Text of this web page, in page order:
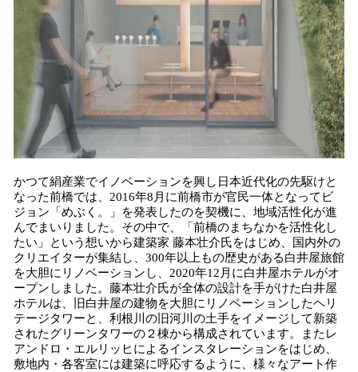
かつて絹産業でイノベーションを興し日本近代化の先駆けと
なった前橋では、2016年8月に前橋市が官民一体となってビ
ジョン「めぶく。」を発表したのを契機に、地域活性化が進
んでまいりました。その中で、「前橋のまちなかを活性化し
たい」という想いから建築家 藤本壮介氏をはじめ、国内外の
クリエイターが集結し、300年以上もの歴史がある白井屋旅館
を大胆にリノベーションし、2020年12月に白井屋ホテルがオ
ープンしました。藤本壮介氏が全体の設計を手がけた白井屋
ホテルは、旧白井屋の建物を大胆にリノベーションしたヘリ
テージタワーと、利根川の旧河川の土手をイメージして新築
されたグリーンタワーの２棟から構成されています。またレ
アンドロ・エルリッヒによるインスタレーションをはじめ、
敷地内・各客室には建築に呼応するように、様々なアート作